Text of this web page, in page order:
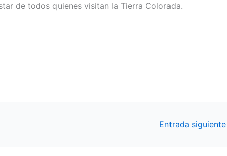
de todos quienes visitan la Tierra Colorada.
Entrada siguiente